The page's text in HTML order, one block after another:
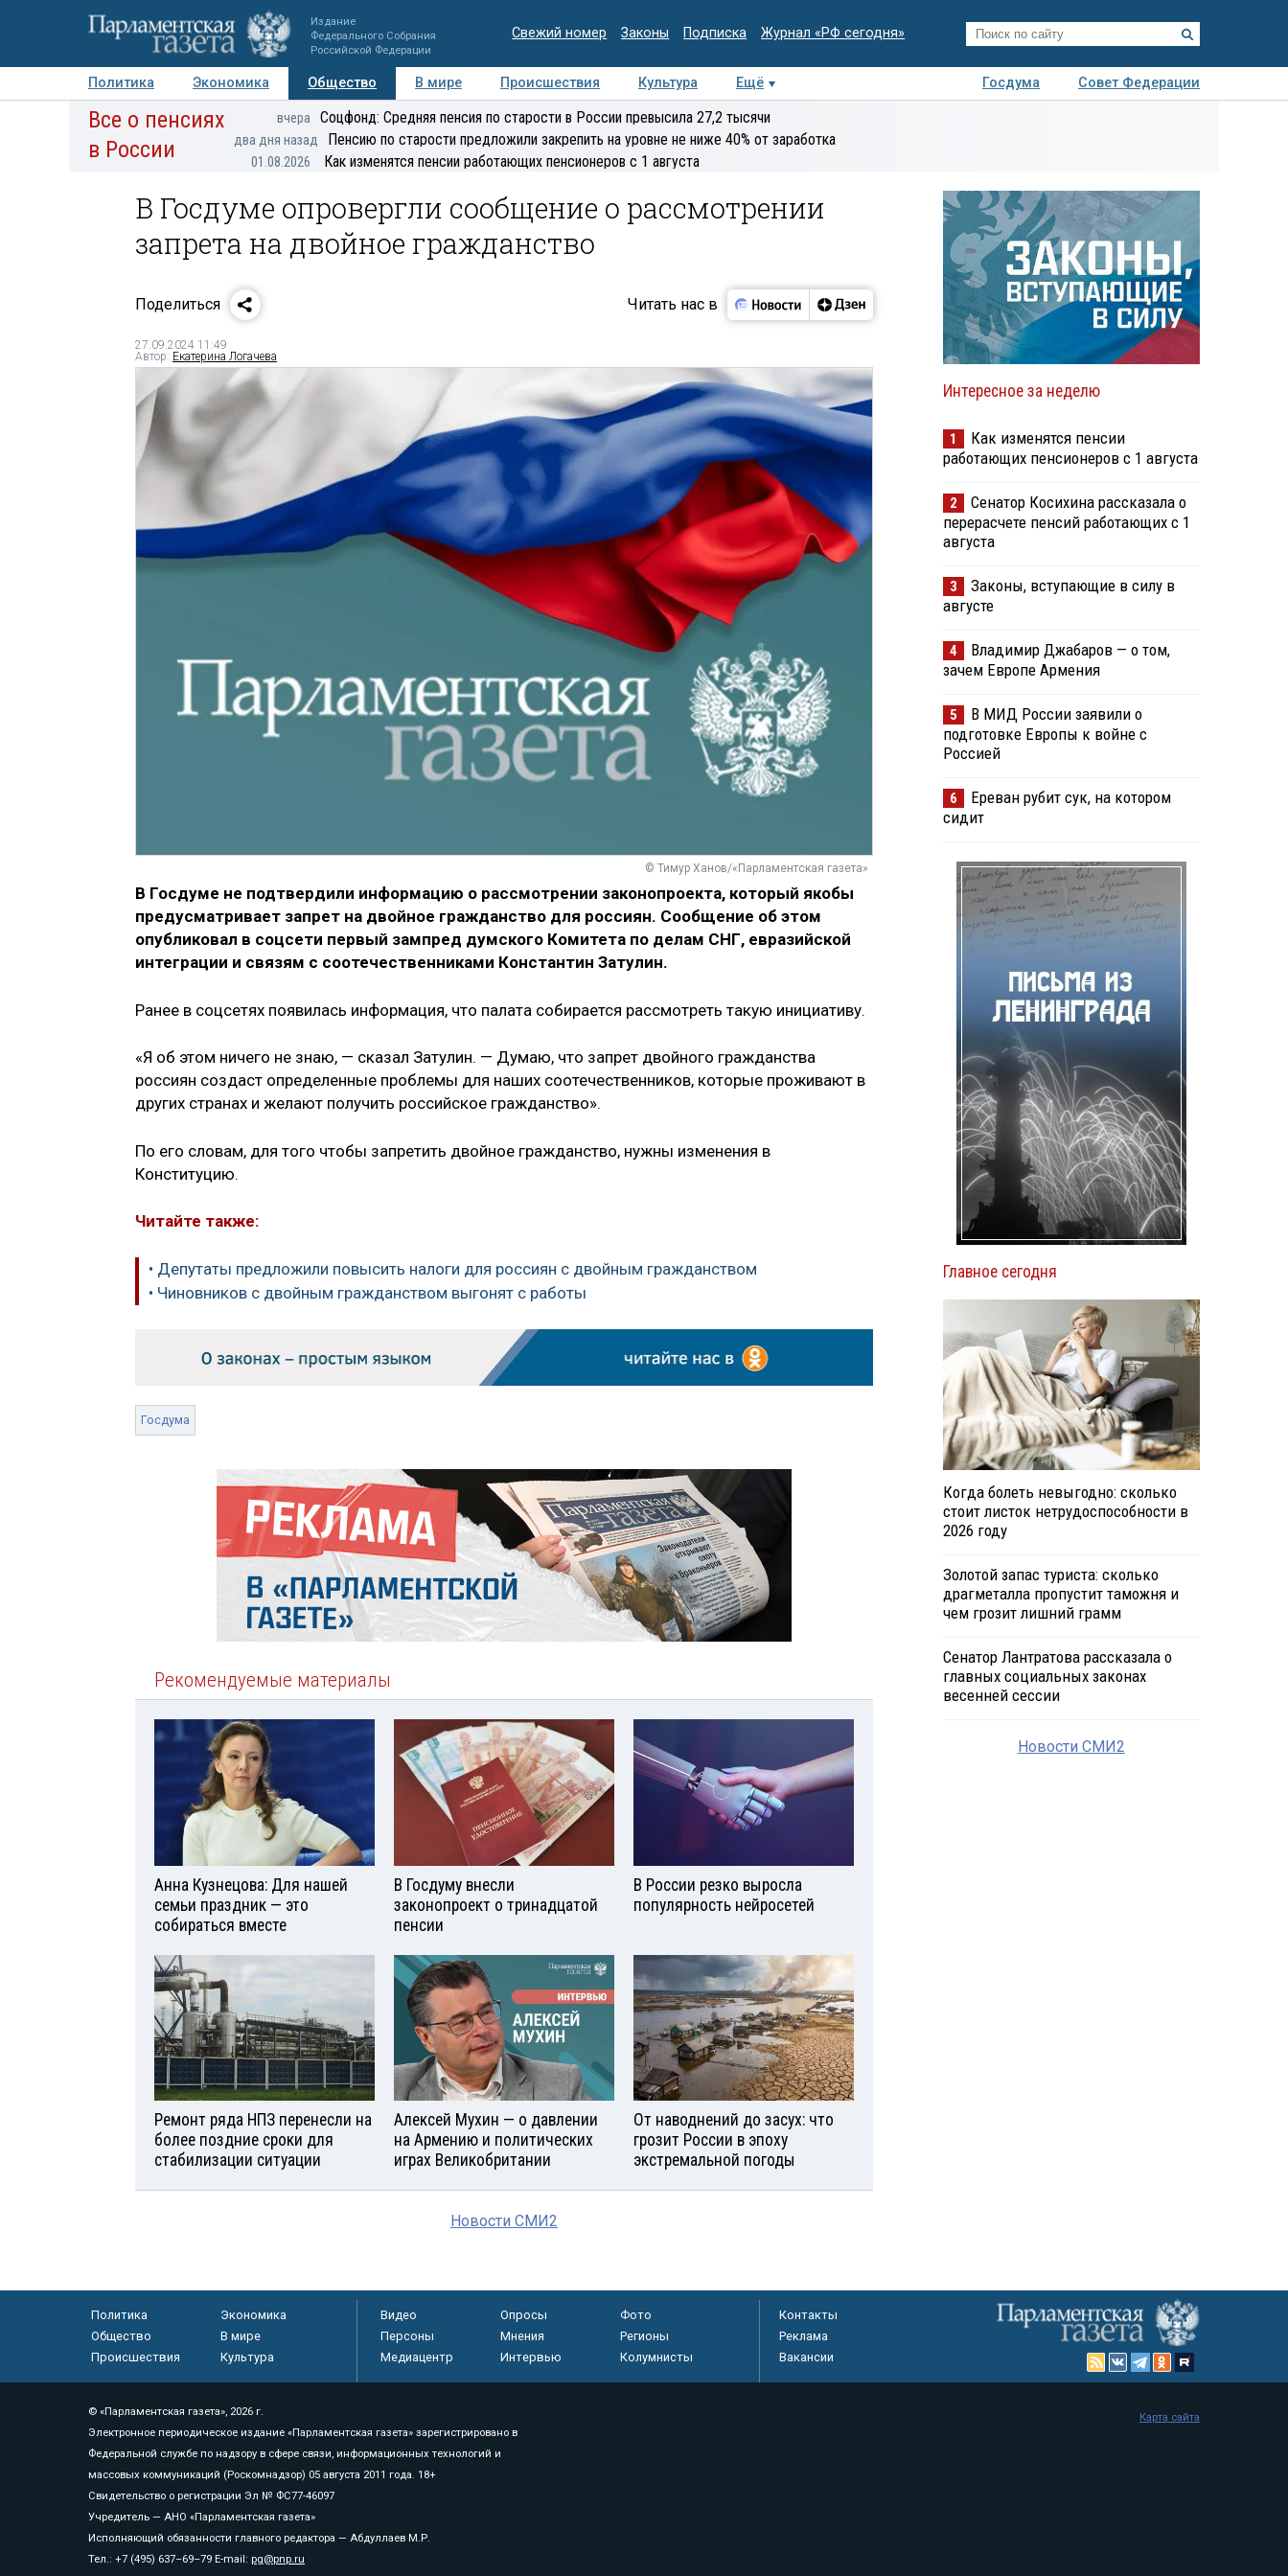
Издание
Федерального Собрания
Российской Федерации
Свежий номер Законы Подписка Журнал «РФ сегодня»
Политика Экономика Общество В мире Происшествия Культура Ещё Госдума
Совет Федерации
Авторы Персоны Мнения Регионы Медиацентр Интервью Колумнисты
экспертиза
Все о пенсиях
в России
вчера Соцфонд: Средняя пенсия по старости в России превысила 27,2 тысячи
два дня назад Пенсию по старости предложили закрепить на уровне не ниже 40% от заработка
01.08.2026 Как изменятся пенсии работающих пенсионеров с 1 августа
В Госдуме опровергли сообщение о рассмотрении
запрета на двойное гражданство
Поделиться Читать нас в
27.09.2024 11:49
Автор: Екатерина Логачева
© Тимур Ханов/«Парламентская газета»
В Госдуме не подтвердили информацию о рассмотрении законопроекта, который якобы
предусматривает запрет на двойное гражданство для россиян. Сообщение об этом
опубликовал в соцсети первый зампред думского Комитета по делам СНГ, евразийской
интеграции и связям с соотечественниками Константин Затулин.
Ранее в соцсетях появилась информация, что палата собирается рассмотреть такую инициативу.
«Я об этом ничего не знаю, — сказал Затулин. — Думаю, что запрет двойного гражданства
россиян создаст определенные проблемы для наших соотечественников, которые проживают в
других странах и желают получить российское гражданство».
По его словам, для того чтобы запретить двойное гражданство, нужны изменения в
Конституцию.
Читайте также:
• Депутаты предложили повысить налоги для россиян с двойным гражданством
• Чиновников с двойным гражданством выгонят с работы
Госдума
Рекомендуемые материалы
Анна Кузнецова: Для нашей
семьи праздник — это
собираться вместе
В Госдуму внесли
законопроект о тринадцатой
пенсии
В России резко выросла
популярность нейросетей
Ремонт ряда НПЗ перенесли на
более поздние сроки для
стабилизации ситуации
Алексей Мухин — о давлении
на Армению и политических
играх Великобритании
От наводнений до засух: что
грозит России в эпоху
экстремальной погоды
Новости СМИ2
Интересное за неделю
1
Как изменятся пенсии
работающих пенсионеров с 1 августа
2
Сенатор Косихина рассказала о
перерасчете пенсий работающих с 1
августа
3
Законы, вступающие в силу в
августе
4
Владимир Джабаров — о том,
зачем Европе Армения
5
В МИД России заявили о
подготовке Европы к войне с
Россией
6
Ереван рубит сук, на котором
сидит
Главное сегодня
Когда болеть невыгодно: сколько
стоит листок нетрудоспособности в
2026 году
Золотой запас туриста: сколько
драгметалла пропустит таможня и
чем грозит лишний грамм
Сенатор Лантратова рассказала о
главных социальных законах
весенней сессии
Новости СМИ2
Политика
Экономика
Общество
В мире
Происшествия
Культура
Видео Опросы
Фото
Персоны
Мнения
Регионы
Медиацентр
Интервью Колумнисты
Контакты
Реклама
Вакансии
© «Парламентская газета», 2026 г.
Электронное периодическое издание «Парламентская газета» зарегистрировано в
Федеральной службе по надзору в сфере связи, информационных технологий и
массовых коммуникаций (Роскомнадзор) 05 августа 2011 года. 18+
Свидетельство о регистрации Эл № ФС77-46097
Учредитель — АНО «Парламентская газета»
Исполняющий обязанности главного редактора — Абдуллаев М.Р.
Тел.: +7 (495) 637–69–79 E-mail: pg@pnp.ru
Карта сайта